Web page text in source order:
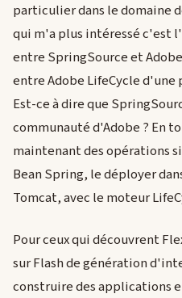
particulier dans le domaine
qui m'a plus intéressé c'est
entre SpringSource et
entre Adobe LifeCycle
Est-ce à dire que
communauté d'Adobe ? En
maintenant des opérations
Bean Spring, le déployer
Tomcat, avec le moteur
Pour ceux qui découvrent
sur Flash de génération
construire des applications